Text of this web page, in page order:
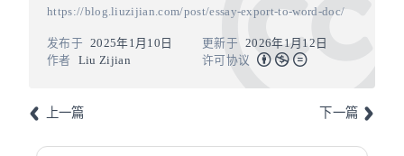
https://blog.liuzijian.com/post/essay-export-to-word-doc/
作者 Liu Zijian
发布于 2025年1月10日 更新于
2026年1月12日
许可协议
上一篇 下一篇